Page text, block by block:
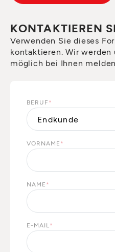
KONTAKTIEREN
Verwenden Sie dieses
kontaktieren. Wir werden
möglich bei Ihnen melden.
BERUF *
VORNAME *
NAME *
E-MAIL *